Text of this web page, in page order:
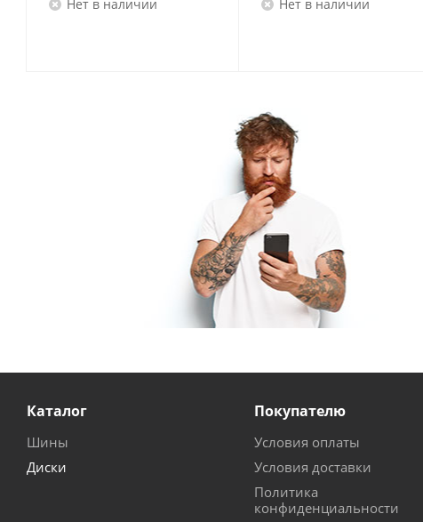
Нет в наличии Нет в наличии
Каталог
Шины
Диски
Покупателю
Условия оплаты
Условия доставки
Политика
конфиденциальности